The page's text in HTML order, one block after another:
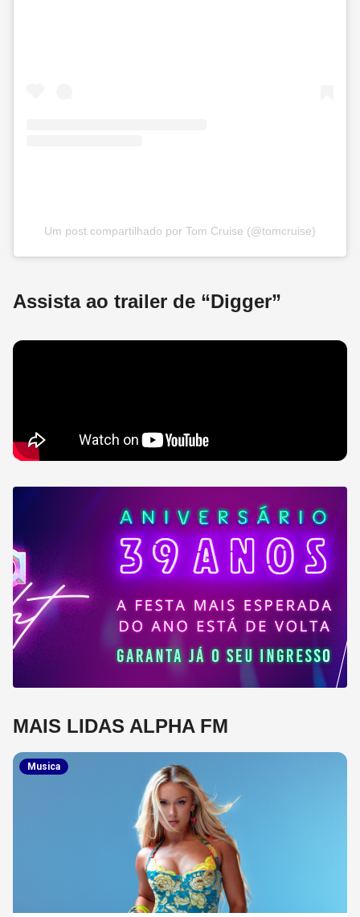
Um post compartilhado por Tom Cruise (@tomcruise)
Assista ao trailer de “Digger”
MAIS LIDAS ALPHA FM
Musica